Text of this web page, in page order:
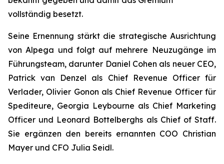
vollständig besetzt.
Seine Ernennung stärkt die strategische Ausrichtung
von Alpega und folgt auf mehrere Neuzugänge im
Führungsteam, darunter Daniel Cohen als neuer CEO,
Patrick van Denzel als Chief Revenue Officer für
Verlader, Olivier Gonon als Chief Revenue Officer für
Spediteure, Georgia Leybourne als Chief Marketing
Officer und Leonard Bottelberghs als Chief of Staff.
Sie ergänzen den bereits ernannten COO Christian
Mayer und CFO Julia Seidl.